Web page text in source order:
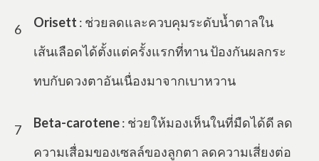
6 Orisett : ช่วยลดและควบคุมระดับน้ำตาลใน
เส้นเลือดได้ตั้งแต่ครั้งแรกที่ทาน ป้องกันผลกระ
ทบกับดวงตาอันเนื่องมาจากเบาหวาน
7 Beta-carotene: ช่วยให้มองเห็นในที่มืดได้ดี ลด
ความเสื่อมของเซลล์ของลูกตา ลดความเสี่ยงต่อ